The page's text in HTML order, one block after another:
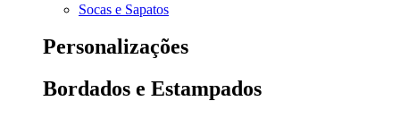
Socas e Sapatos
Personalizações
Bordados e Estampados